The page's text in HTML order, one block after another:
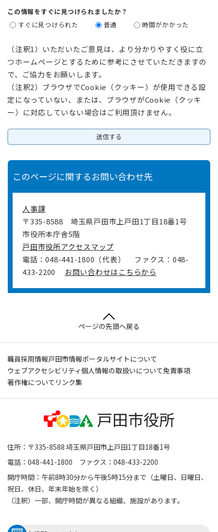
この情報をすぐに見つけられましたか？
すぐに見つけられた
普通 時間がかかった
（注釈1）いただいたご意見は、より分かりやすく役に立
つホームページとするために参考にさせていただきますの
で、ご協力をお願いします。
（注釈2）ブラウザでCookie（クッキー）が使用できる設
定になっていない、または、ブラウザがCookie（クッキ
ー）に対応していない場合はご利用頂けません。
このページに関するお問い合わせ先
人事課
〒335-8588
埼玉県戸田市上戸田1丁目18番1号
市役所本庁舎5階
戸田市役所アクセスマップ
電話：048-441-1800（代表）
ファクス：048-
433-2200
お問い合わせはこちらから
ページの先頭へ戻る
職員採用情報戸田市情報ポータルサイトについて
ウェブアクセシビリティ個人情報の取扱いについて免責事項
著作権について リンク集
住所：〒335-8588 埼玉県戸田市上戸田1丁目18番1号
電話：048-441-1800 ファクス：048-433-2200
開庁時間：午前8時30分から午後5時15分まで（土曜日、日曜日、
祝日、休日、年末年始を除く）
（注釈）一部、開庁時間が異なる組織、施設があります。